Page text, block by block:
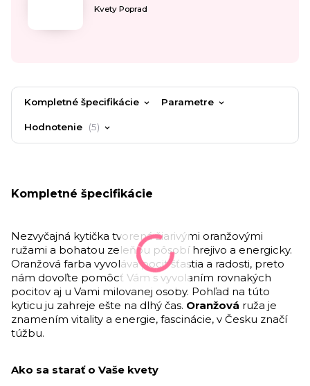
Kvety Poprad
Kompletné špecifikácie Parametre
Hodnotenie 5
Kompletné špecifikácie
Nezvyčajná kytička tvorená žiarivými oranžovými
ružami a bohatou zeleňou pôsobí hrejivo a energicky.
Oranžová farba vyvoláva pocit šťastia a radosti, preto
nám dovoľte pomôcť Vám s vyvolaním rovnakých
pocitov aj u Vami milovanej osoby. Pohľad na túto
kyticu ju zahreje ešte na dlhý čas. Oranžová ruža je
znamením vitality a energie, fascinácie, v Česku značí
túžbu.
Ako sa starať o Vaše kvety